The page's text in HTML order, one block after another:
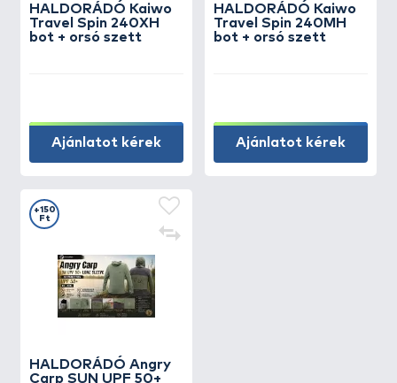
HALDORÁDÓ Kaiwo
Travel Spin 240XH
bot + orsó szett
Ajánlatot kérek
HALDORÁDÓ Kaiwo
Travel Spin 240MH
bot + orsó szett
Ajánlatot kérek
HALDORÁDÓ Angry
Carp SUN UPF 50+
+150
Ft